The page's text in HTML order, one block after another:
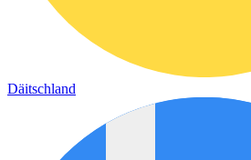
Däitschland